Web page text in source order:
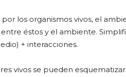
los organismos vivos, el
éstos y el ambiente.
+ interacciones.
vivos se pueden